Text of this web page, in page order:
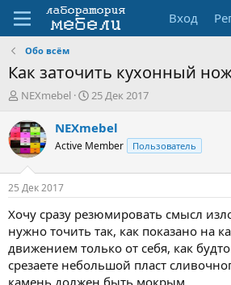
Вход
Обо всём
Как заточить кухонный
А
т
о
р
т
е
м
ы
NEXmebel
Д
т
н
а
л
25 Дек 2017
NEXmebel
Active Member Пользователь
25 Дек 2017
Хочу сразу резюмировать смысл
нужно точить так, как показано на
движением только от себя, как
срезаете небольшой пласт
камень должен быть мокрым.